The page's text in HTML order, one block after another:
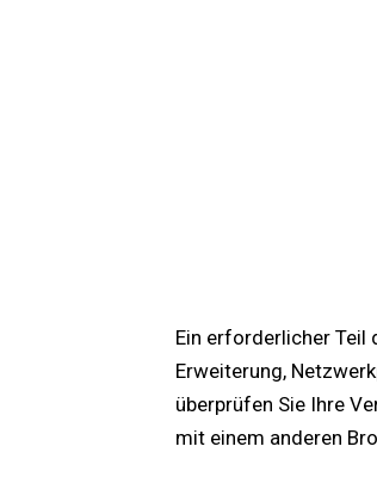
Ein erforderlicher Teil
Erweiterung,
überprüfen Sie Ihre
mit einem anderen